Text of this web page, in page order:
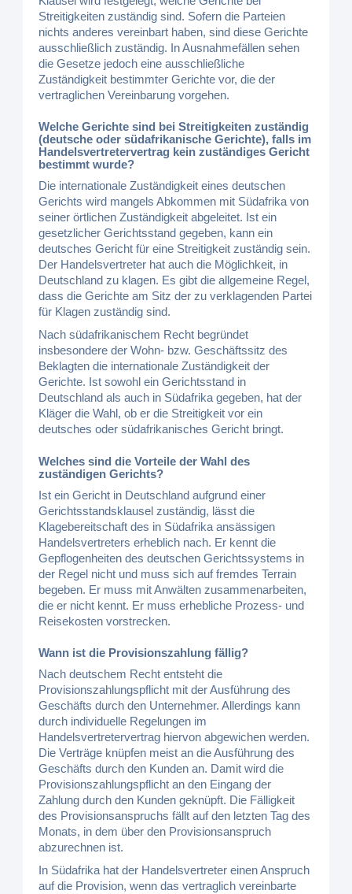
Streitigkeiten zuständig sind. Sofern die Parteien
nichts anderes vereinbart haben, sind diese Gerichte
ausschließlich zuständig. In Ausnahmefällen sehen
die Gesetze jedoch eine ausschließliche
Zuständigkeit bestimmter Gerichte vor, die der
vertraglichen Vereinbarung vorgehen.
Welche Gerichte sind bei Streitigkeiten zuständig
(deutsche oder südafrikanische Gerichte), falls im
Handelsvertretervertrag kein zuständiges Gericht
bestimmt wurde?
Die internationale Zuständigkeit eines deutschen
Gerichts wird mangels Abkommen mit Südafrika von
seiner örtlichen Zuständigkeit abgeleitet. Ist ein
gesetzlicher Gerichtsstand gegeben, kann ein
deutsches Gericht für eine Streitigkeit zuständig sein.
Der Handelsvertreter hat auch die Möglichkeit, in
Deutschland zu klagen. Es gibt die allgemeine Regel,
dass die Gerichte am Sitz der zu verklagenden Partei
für Klagen zuständig sind.
Nach südafrikanischem Recht begründet
insbesondere der Wohn- bzw. Geschäftssitz des
Beklagten die internationale Zuständigkeit der
Gerichte. Ist sowohl ein Gerichtsstand in
Deutschland als auch in Südafrika gegeben, hat der
Kläger die Wahl, ob er die Streitigkeit vor ein
deutsches oder südafrikanisches Gericht bringt.
Welches sind die Vorteile der Wahl des
zuständigen Gerichts?
Ist ein Gericht in Deutschland aufgrund einer
Gerichtsstandsklausel zuständig, lässt die
Klagebereitschaft des in Südafrika ansässigen
Handelsvertreters erheblich nach. Er kennt die
Gepflogenheiten des deutschen Gerichtssystems in
der Regel nicht und muss sich auf fremdes Terrain
begeben. Er muss mit Anwälten zusammenarbeiten,
die er nicht kennt. Er muss erhebliche Prozess- und
Reisekosten vorstrecken.
Wann ist die Provisionszahlung fällig?
Nach deutschem Recht entsteht die
Provisionszahlungspflicht mit der Ausführung des
Geschäfts durch den Unternehmer. Allerdings kann
durch individuelle Regelungen im
Handelsvertretervertrag hiervon abgewichen werden.
Die Verträge knüpfen meist an die Ausführung des
Geschäfts durch den Kunden an. Damit wird die
Provisionszahlungspflicht an den Eingang der
Zahlung durch den Kunden geknüpft. Die Fälligkeit
des Provisionsanspruchs fällt auf den letzten Tag des
Monats, in dem über den Provisionsanspruch
abzurechnen ist.
In Südafrika hat der Handelsvertreter einen Anspruch
auf die Provision, wenn das vertraglich vereinbarte